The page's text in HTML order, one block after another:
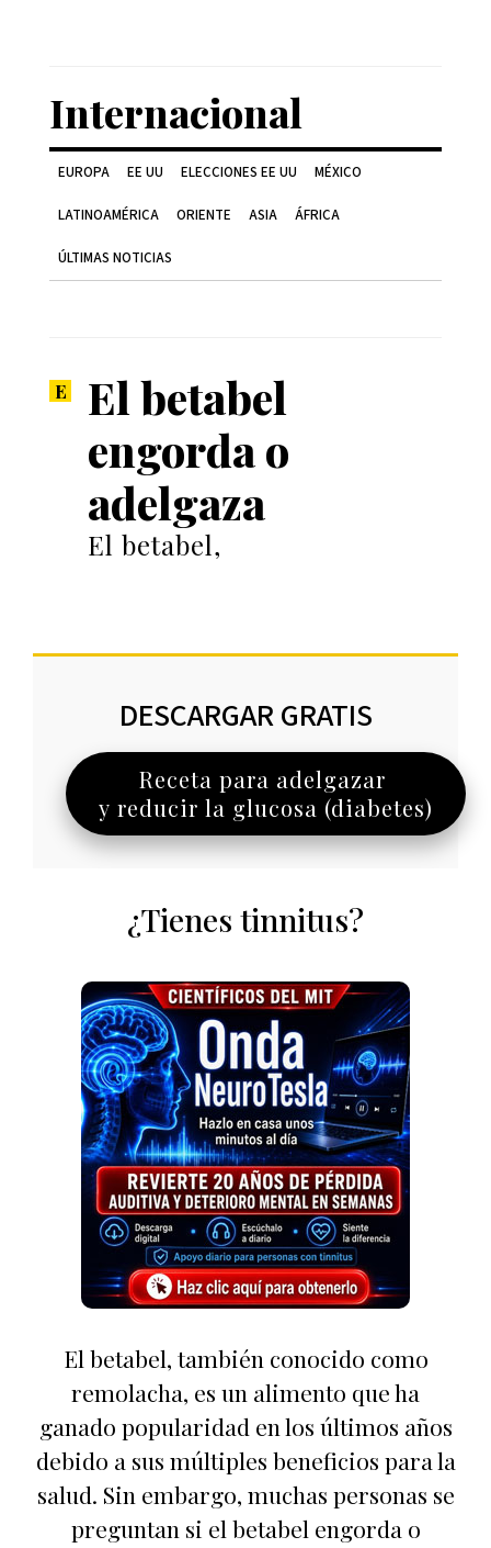
Internacional
EUROPA EE UU ELECCIONES EE UU MÉXICO
LATINOAMÉRICA ORIENTE ASIA ÁFRICA
ÚLTIMAS NOTICIAS
El betabel
engorda o
adelgaza
El betabel,
DESCARGAR GRATIS
Receta para adelgazar
y reducir la glucosa (diabetes)
¿Tienes tinnitus?
El betabel, también conocido como
remolacha, es un alimento que ha
ganado popularidad en los últimos años
debido a sus múltiples beneficios para la
salud. Sin embargo, muchas personas se
preguntan si el betabel engorda o